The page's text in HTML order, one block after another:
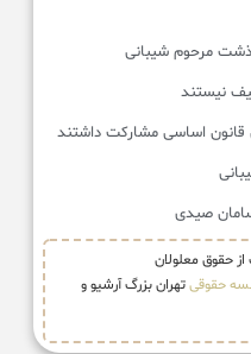
مرحوم شیبانی
نیستند
اساسی مشارکت داشتند
صیدی
حقوق معلولان
حقوقیتهران بزرگ آرشیو و